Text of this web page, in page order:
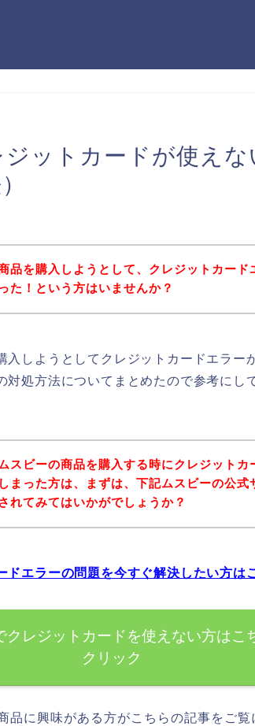
ットカードが使えな
品を購入しようとして、クレジットカード
た！という方はいませんか？
入しようとしてクレジットカードエラー
対処方法についてまとめたので参考にし
スビーの商品を購入する時にクレジットカ
まった方は、まずは、下記ムスビーの公式
れてみてはいかがでしょうか？
ドエラーの問題を今すぐ解決したい方は
クレジットカードを使えない方はこ
クリック
品に興味がある方がこちらの記事をご